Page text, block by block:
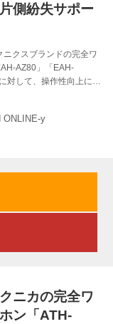
側紛失サポー
クスブランドの完全ワ
AZ80」「EAH-
対して、操作性向上に対
およびアプリのアップ
ザーから多くの要望を
ワイヤレスイヤホンの片
ースを選ぶ」機能に対
リ「Technics Audio
ONLINE-y
ニカの完全ワ
ン「ATH-